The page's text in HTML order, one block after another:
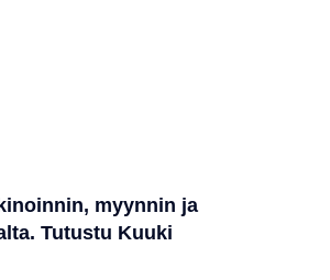
myynnin ja
Tutustu Kuuki